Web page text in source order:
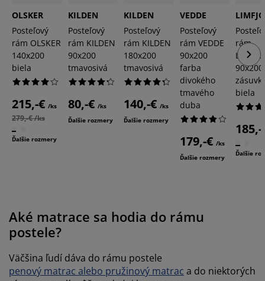
OLSKER
Posteľový
rám OLSKER
140x200
biela
215,-€ /ks
279,-€ /ks
Ďalšie rozmery
KILDEN
Posteľový
rám KILDEN
90x200
tmavosivá
80,-€ /ks
Ďalšie rozmery
KILDEN
Posteľový
rám KILDEN
180x200
tmavosivá
140,-€ /ks
Ďalšie rozmery
VEDDE
Posteľový
rám VEDDE
90x200
farba
divokého
tmavého
duba
179,-€ /ks
Ďalšie rozmery
rám
biela
Ďalšie
Aké matrace sa hodia do rámu
postele?
Väčšina ľudí dáva do rámu postele
penový matrac alebo pružinový matrac a do niektorých